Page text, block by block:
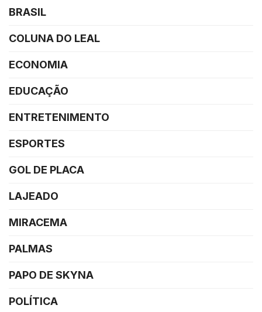
BRASIL
COLUNA DO LEAL
ECONOMIA
EDUCAÇÃO
ENTRETENIMENTO
ESPORTES
GOL DE PLACA
LAJEADO
MIRACEMA
PALMAS
PAPO DE SKYNA
POLÍTICA